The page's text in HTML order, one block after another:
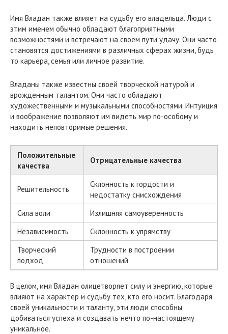
Имя Владан также влияет на судьбу его владельца. Люди с
этим именем обычно обладают благоприятными
возможностями и встречают на своем пути удачу. Они часто
становятся достижениями в различных сферах жизни, будь
то карьера, семья или личное развитие.
Владаны также известны своей творческой натурой и
врожденным талантом. Они часто обладают
художественными и музыкальными способностями. Интуиция
и воображение позволяют им видеть мир по-особому и
находить неповторимые решения.
Положительные
качества
Отрицательные качества
Решительность
Склонность к гордости и
недостатку снисхождения
Сила воли
Излишняя самоуверенность
Независимость
Склонность к упрямству
Творческий
подход
Трудности в построении
отношений
В целом, имя Владан олицетворяет силу и энергию, которые
влияют на характер и судьбу тех, кто его носит. Благодаря
своей уникальности и таланту, эти люди способны
добиваться успеха и создавать нечто по-настоящему
уникальное.